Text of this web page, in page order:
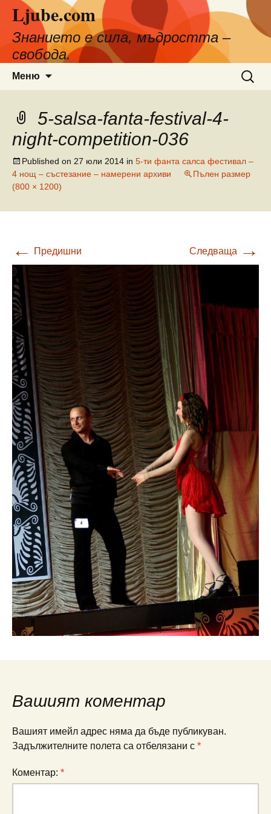
съдържанието
Ljube.com
Знанието е сила, мъдростта –
свобода.
Меню
за:
5-salsa-fanta-festival-4-
night-competition-036
Published on 27 юли 2014 in 5-ти фанта салса фестивал –
4 нощ – състезание – намерени архиви
Пълен размер
(800 × 1200)
← Предишни Следваща →
Вашият коментар
Вашият имейл адрес няма да бъде публикуван.
Задължителните полета са отбелязани с *
Коментар: *